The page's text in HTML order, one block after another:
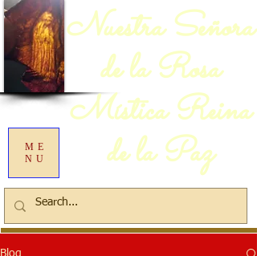
ME
NU
Nuestra Señora
de la Rosa
Mística Reina
de la Paz
Blog